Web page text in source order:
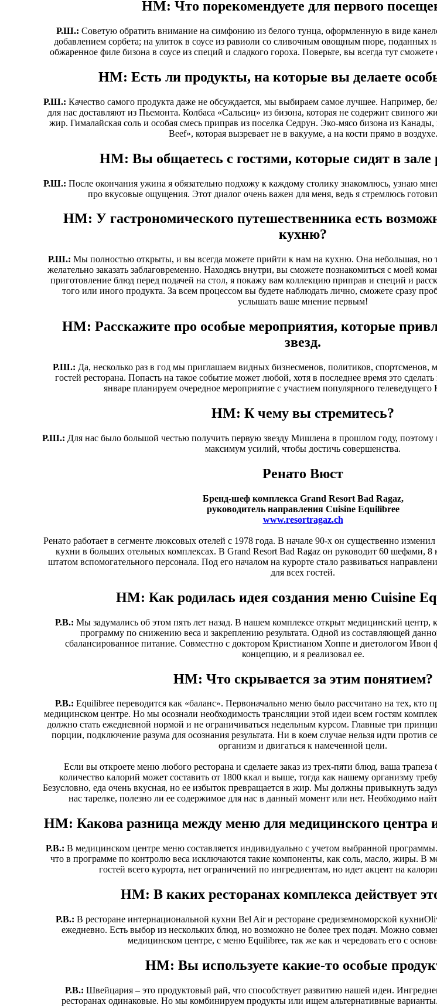
HM: Что порекомендуете для первого
Р.Ш.: Советую обратить внимание на симфонию из белого тунца, оформленную в виде
добавлением сорбета; на улиток в соусе из равиоли со сливочным овощным пюре, поданных
обжаренное филе бизона в соусе из специй и сладкого гороха. Поверьте, вы всегда тут
HM: Есть ли продукты, на которые вы делаете
Р.Ш.: Качество самого продукта даже не обсуждается, мы выбираем самое лучшее. Например,
для нас доставляют из Пьемонта. Колбаса «Сальсиц» из бизона, которая не содержит свиного
жир. Гималайская соль и особая смесь приправ из поселка Седрун. Эко-мясо бизона из
Beef», которая вызревает не в вакууме, а на кости прямо в воздухе.
HM: Вы общаетесь с гостями, которые сидят в зале
Р.Ш.: После окончания ужина я обязательно подхожу к каждому столику знакомлюсь, узнаю
про вкусовые ощущения. Этот диалог очень важен для меня, ведь я стремлюсь
HM: У гастрономического путешественника есть
кухню?
Р.Ш.: Мы полностью открыты, и вы всегда можете прийти к нам на кухню. Она небольшая, но
желательно заказать заблаговременно. Находясь внутри, вы сможете познакомиться с моей
приготовление блюд перед подачей на стол, я покажу вам коллекцию приправ и специй и
того или иного продукта. За всем процессом вы будете наблюдать лично, сможете сразу
услышать ваше мнение первым!
HM: Расскажите про особые мероприятия, которые
звезд.
Р.Ш.: Да, несколько раз в год мы приглашаем видных бизнесменов, политиков, спортсменов,
гостей ресторана. Попасть на такое событие может любой, хотя в последнее время это
январе планируем очередное мероприятие с участием популярного телеведущего
HM: К чему вы стремитесь?
Р.Ш.: Для нас было большой честью получить первую звезду Мишлена в прошлом году,
максимум усилий, чтобы достичь совершенства.
Ренато Вюст
Бренд-шеф комплекса Grand Resort Bad Ragaz,
руководитель направления Cuisine Equilibree
www.resortragaz.ch
Ренато работает в сегменте люксовых отелей с 1978 года. В начале 90-х он существенно
кухни в больших отельных комплексах. В Grand Resort Bad Ragaz он руководит 60 шефами, 8
штатом вспомогательного персонала. Под его началом на курорте стало развиваться
для всех гостей.
HM: Как родилась идея создания меню Сuisine
Р.В.: Мы задумались об этом пять лет назад. В нашем комплексе открыт медицинский центр,
программу по снижению веса и закреплению результата. Одной из составляющей
сбалансированное питание. Совместно с доктором Кристианом Хоппе и диетологом
концепцию, и я реализовал ее.
HM: Что скрывается за этим понятием?
Р.В.: Equilibree переводится как «баланс». Первоначально меню было рассчитано на тех, кто
медицинском центре. Но мы осознали необходимость трансляции этой идеи всем гостям
должно стать ежедневной нормой и не ограничиваться недельным курсом. Главные три
порции, подключение разума для осознания результата. Ни в коем случае нельзя идти против
организм и двигаться к намеченной цели.
Если вы откроете меню любого ресторана и сделаете заказ из трех-пяти блюд, ваша трапеза
количество калорий может составить от 1800 ккал и выше, тогда как нашему организму
Безусловно, еда очень вкусная, но ее избыток превращается в жир. Мы должны привыкнуть
нас тарелке, полезно ли ее содержимое для нас в данный момент или нет. Необходимо
HM: Какова разница между меню для медицинского центра
Р.В.: В медицинском центре меню составляется индивидуально с учетом выбранной
что в программе по контролю веса исключаются такие компоненты, как соль, масло, жиры. В
гостей всего курорта, нет ограничений по ингредиентам, но идет акцент на
HM: В каких ресторанах комплекса действует
Р.В.: В ресторане интернациональной кухни Bel Air и ресторане средиземноморской кухни
ежедневно. Есть выбор из нескольких блюд, но возможно не более трех подач. Можно
медицинском центре, с меню Equilibree, так же как и чередовать его с
HM: Вы используете какие-то особые
Р.В.: Швейцария – это продуктовый рай, что способствует развитию нашей идеи.
ресторанах одинаковые. Но мы комбинируем продукты или ищем альтернативные